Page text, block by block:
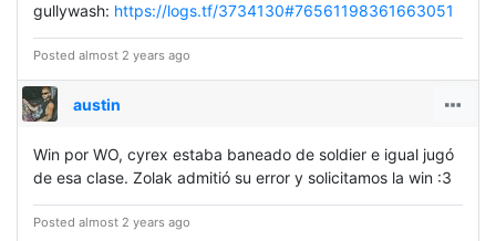
gullywash: https://logs.tf/3734130#76561198361663051
Posted almost 2 years ago
austin
Win por WO, cyrex estaba baneado de soldier e igual jugó
de esa clase. Zolak admitió su error y solicitamos la win :3
Posted almost 2 years ago